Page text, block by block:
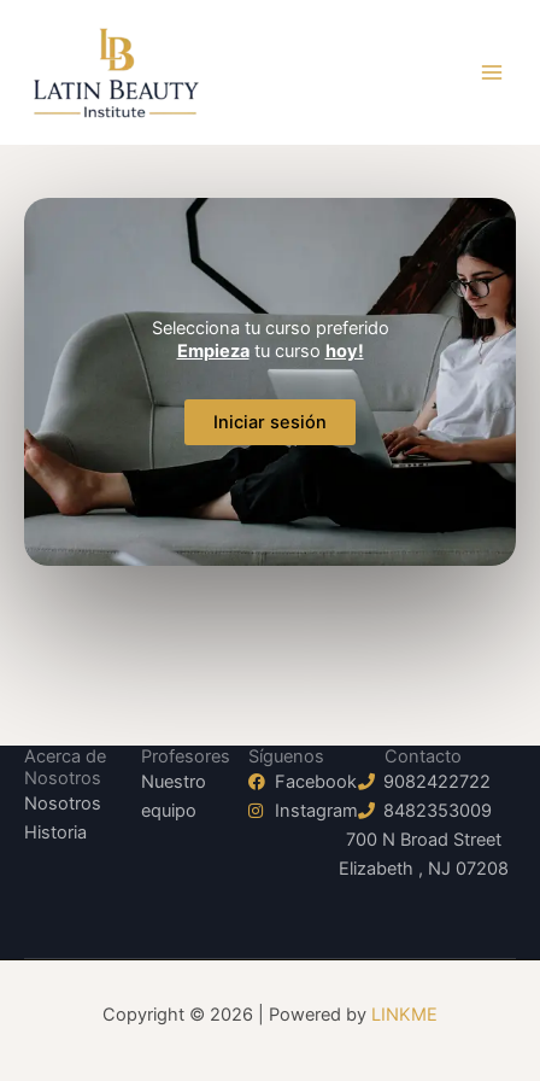
Selecciona tu curso preferido
Empiezatu curso hoy!
Iniciar sesión
Acerca de
Nosotros
Nosotros
Historia
Profesores
Nuestro
equipo
Síguenos
Facebook
Instagram
Contacto
9082422722
8482353009
700 N Broad Street
Elizabeth , NJ 07208
Copyright © 2026 | Powered by LINKME